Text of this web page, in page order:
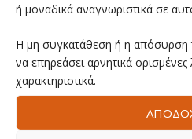
ή μοναδικά αναγνωριστικά σε
Η μη συγκατάθεση ή η απόσυρση
να επηρεάσει αρνητικά ορισμένες
χαρακτηριστικά.